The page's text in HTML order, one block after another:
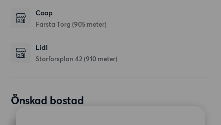
Coop
Farsta Torg (905 meter)
Lidl
Storforsplan 42 (910 meter)
Önskad bostad